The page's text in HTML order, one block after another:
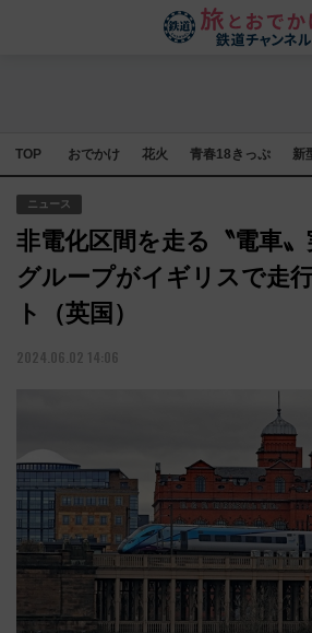
TOP おでかけ 花火 青春18きっぷ 新
ニュース
非電化区間を走る〝電車
グループがイギリスで走
ト（英国）
2024.06.02 14:06